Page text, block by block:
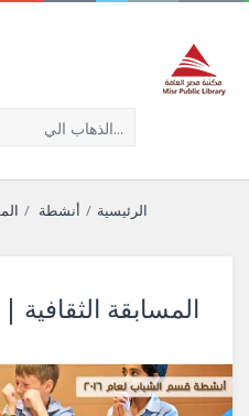
الذهاب الي...
الرئيسية / أنشطة /
المسابقة الثقافية |